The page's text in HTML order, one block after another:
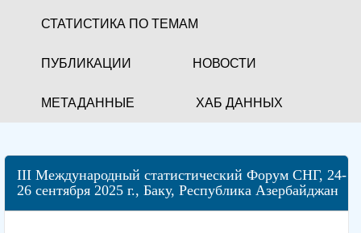
СТАТИСТИКА ПО ТЕМАМ
ПУБЛИКАЦИИ НОВОСТИ
МЕТАДАННЫЕ ХАБ ДАННЫХ
III Международный статистический Форум СНГ, 24-
26 сентября 2025 г., Баку, Республика Азербайджан